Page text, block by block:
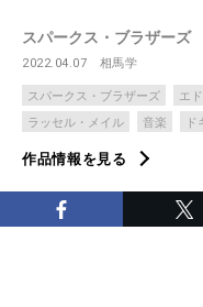
スパークス・ブラザーズ
2022.04.07 相馬学
スパークス・ブラザーズ エ
ラッセル・メイル
音楽
作品情報を見る